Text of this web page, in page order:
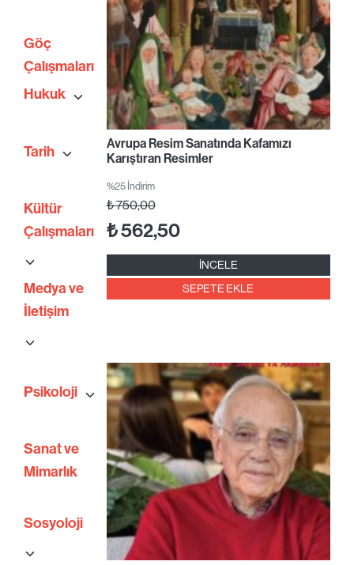
Göç
Çalışmaları
Hukuk
Tarih
Kültür
Çalışmaları
Medya ve
İletişim
Psikoloji
Sanat ve
Mimarlık
Sosyoloji
Avrupa Resim Sanatında Kafamızı
Karıştıran Resimler
%25 İndirim
₺750,00
₺562,50
İNCELE
SEPETE EKLE